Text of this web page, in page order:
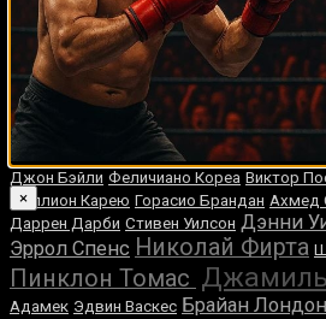
Случайные боксеры
Хорхе Ариэль Гарсия Трой Вейда
Майкл Раш Камил Шеремета Гектор
Моррисон Джозеф Джойс Ли Рамадж
Хорхе Линарес Ричард Мэйсон
Джон Бэйли Феличиано Кореа Виктор
Диллион Карею Горасио Брандан Ахмед
Даррен Дарби Стивен Уилсон Дэнни
Эррол Спенс Николай Фирта
Пинклон Томас
Адамек Эдвин Васкес Брайан Лондон
×